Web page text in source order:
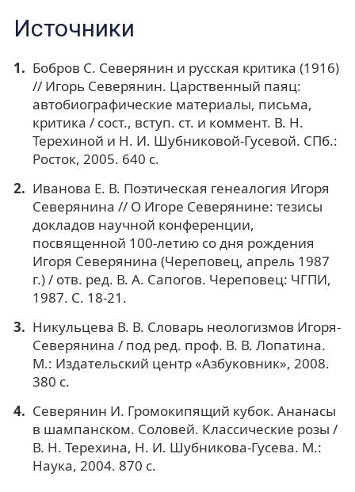
Источники
Бобров С. Северянин и русская критика (1916)
// Игорь Северянин. Царственный паяц:
автобиографические материалы, письма,
критика / сост., вступ. ст. и коммент. В. Н.
Терехиной и Н. И. Шубниковой-Гусевой. СПб.:
Росток, 2005. 640 с.
Иванова Е. В. Поэтическая генеалогия Игоря
Северянина // О Игоре Северянине: тезисы
докладов научной конференции,
посвященной 100-летию со дня рождения
Игоря Северянина (Череповец, апрель 1987
г.) / отв. ред. В. А. Сапогов. Череповец: ЧГПИ,
1987. С. 18-21.
Никульцева В. В. Словарь неологизмов Игоря-
Северянина / под ред. проф. В. В. Лопатина.
М.: Издательский центр «Азбуковник», 2008.
380 с.
Северянин И. Громокипящий кубок. Ананасы
в шампанском. Соловей. Классические розы /
В. Н. Терехина, Н. И. Шубникова-Гусева. М.:
Наука, 2004. 870 с.